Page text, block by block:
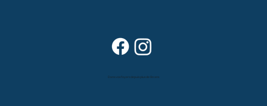
Dans vos foyers depuis plus de 80 ans